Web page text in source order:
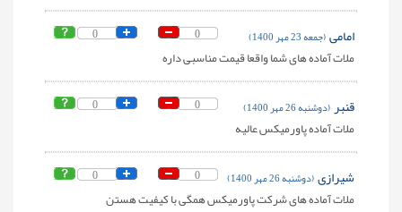
0 0 امامی(جمعه 23 مهر 1400)
ملات آماده های شما واقعا قیمت مناسبی داره
0 0 قنبر(دوشنبه 26 مهر 1400)
ملات آماده پاورمیکس عالیه
0 0 شیرازی(دوشنبه 26 مهر 1400)
ملات آماده های شرکت پاورمیکس همگی با کیفیت هستن